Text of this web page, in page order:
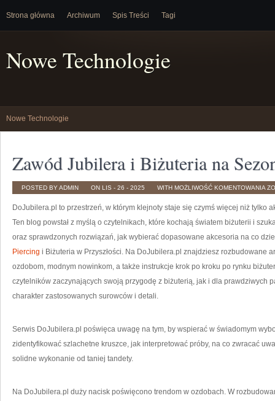
Strona główna Archiwum Spis Treści Tagi
Nowe Technologie
Nowe Technologie
Zawód Jubilera i Biżuteria na
POSTED BY ADMIN ON LIS - 26 - 2025 WITH MOŻLIWOŚĆ KOMENTOWANIA
DoJubilera.pl to przestrzeń, w którym klejnoty staje się czymś więcej niż tylko
Ten blog powstał z myślą o czytelnikach, które kochają światem biżuterii i
oraz sprawdzonych rozwiązań, jak wybierać dopasowane akcesoria na co
Piercing i Biżuteria w Przyszłości. Na DoJubilera.pl znajdziesz rozbudowane
ozdobom, modnym nowinkom, a także instrukcje krok po kroku po rynku
czytelników zaczynających swoją przygodę z biżuterią, jak i dla prawdziwych
charakter zastosowanych surowców i detali.
Serwis DoJubilera.pl poświęca uwagę na tym, by wspierać w świadomym
zidentyfikować szlachetne kruszce, jak interpretować próby, na co zwracać
solidne wykonanie od taniej tandety.
Na DoJubilera.pl duży nacisk poświęcono trendom w ozdobach. W